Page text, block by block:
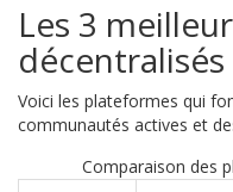
Les 3
Voici les plateformes qui
communautés actives et
Comparaison des